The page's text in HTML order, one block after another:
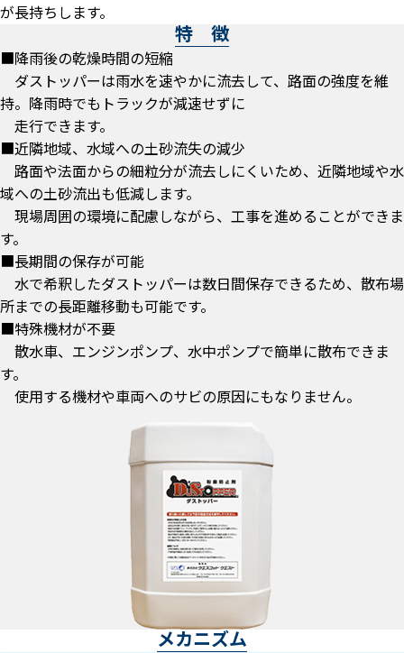
が長持ちします。
特 徴
■降雨後の乾燥時間の短縮
ダストッパーは雨水を速やかに流去して、路面の強度を維
持。降雨時でもトラックが減速せずに
走行できます。
■近隣地域、水域への土砂流失の減少
路面や法面からの細粒分が流去しにくいため、近隣地域や水
域への土砂流出も低減します。
現場周囲の環境に配慮しながら、工事を進めることができま
す。
■長期間の保存が可能
水で希釈したダストッパーは数日間保存できるため、散布場
所までの長距離移動も可能です。
■特殊機材が不要
散水車、エンジンポンプ、水中ポンプで簡単に散布できま
す。
使用する機材や車両へのサビの原因にもなりません。
メカニズム